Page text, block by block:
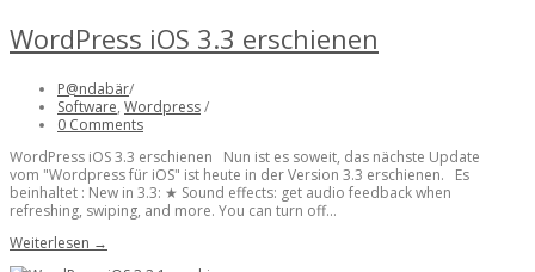
WordPress iOS 3.3 erschienen
P@ndabär/
Software, Wordpress/
0 Comments
WordPress iOS 3.3 erschienen Nun ist es soweit, das nächste Update
vom "Wordpress für iOS" ist heute in der Version 3.3 erschienen. Es
beinhaltet : New in 3.3: ★ Sound effects: get audio feedback when
refreshing, swiping, and more. You can turn off...
Weiterlesen →